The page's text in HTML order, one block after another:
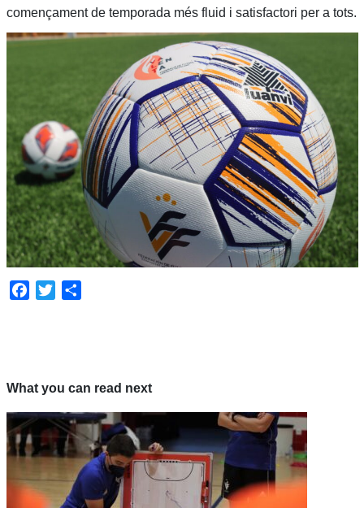
començament de temporada més fluid i satisfactori per a tots.
Facebook
Twitter
What you can read next